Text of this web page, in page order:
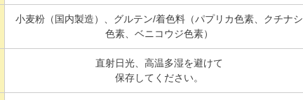
小麦粉（国内製造）、グルテン/着色料（パプリカ色素、クチナシ
色素、ベニコウジ色素）
直射日光、高温多湿を避けて
保存してください。